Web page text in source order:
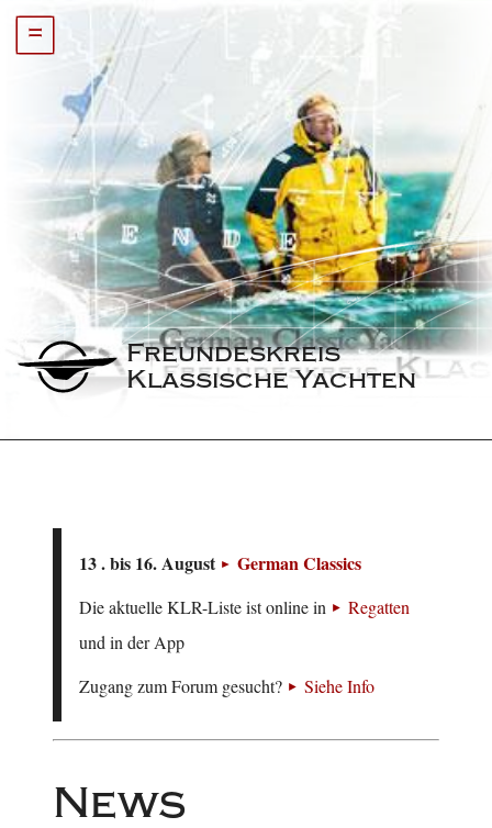
=
Freundeskreis
Klassische Yachten
13 . bis 16. August German Classics
Die aktuelle KLR-Liste ist online in
Regatten
und in der App
Zugang zum Forum gesucht?
Siehe Info
News